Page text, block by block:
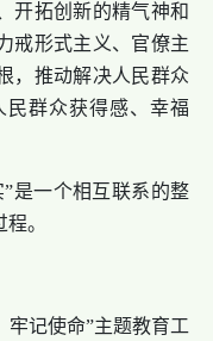
开拓创新的精气神和
戒形式主义、官僚主
，推动解决人民群众
群众获得感、幸福
是一个相互联系的整
。
牢记使命”主题教育工